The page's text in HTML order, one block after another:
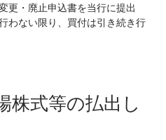
更・廃止申込書を当行に提出
わない限り、買付は引き続き行
株式等の払出し